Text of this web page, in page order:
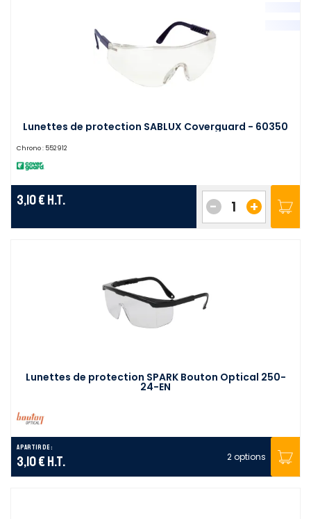
Lunettes de protection SABLUX Coverguard - 60350
Chrono : 552912
3,10 € H.T. +
-
Lunettes de protection SPARK Bouton Optical 250-
24-EN
A partir de :
3,10 € H.T. 2 options